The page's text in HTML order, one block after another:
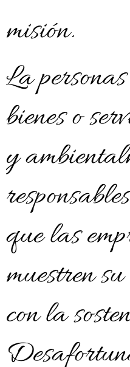
misión.
La
bienes o
y
que las
muestren
con la